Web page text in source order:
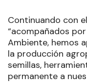
Continuando con
“acompañados
Ambiente, hemos
la producción
semillas,
permanente a